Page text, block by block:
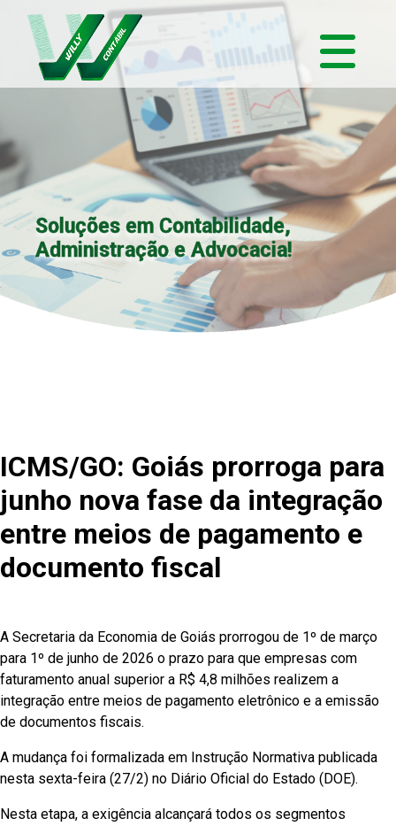
Soluções em Contabilidade,
Administração e Advocacia!
ICMS/GO: Goiás prorroga para
junho nova fase da integração
entre meios de pagamento e
documento fiscal
A Secretaria da Economia de Goiás prorrogou de 1º de março
para 1º de junho de 2026 o prazo para que empresas com
faturamento anual superior a R$ 4,8 milhões realizem a
integração entre meios de pagamento eletrônico e a emissão
de documentos fiscais.
A mudança foi formalizada em Instrução Normativa publicada
nesta sexta-feira (27/2) no Diário Oficial do Estado (DOE).
Nesta etapa, a exigência alcançará todos os segmentos